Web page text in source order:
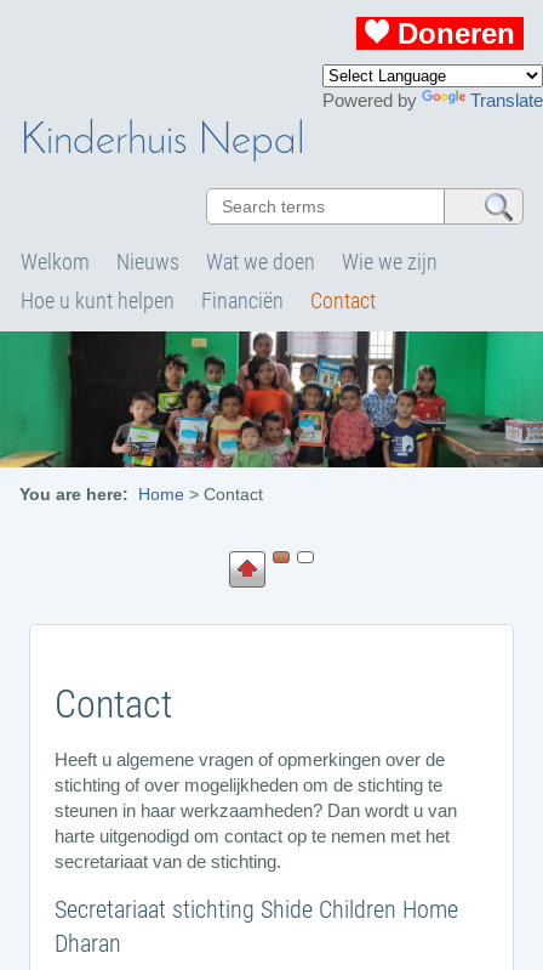
Doneren
Powered by Translate
Kinderhuis Nepal
Welkom Nieuws Wat we doen
Wie we zijn
Hoe u kunt helpen
Financiën Contact
You are here: Home > Contact
Contact
Heeft u algemene vragen of opmerkingen over de
stichting of over mogelijkheden om de stichting te
steunen in haar werkzaamheden? Dan wordt u van
harte uitgenodigd om contact op te nemen met het
secretariaat van de stichting.
Secretariaat stichting Shide Children Home
Dharan